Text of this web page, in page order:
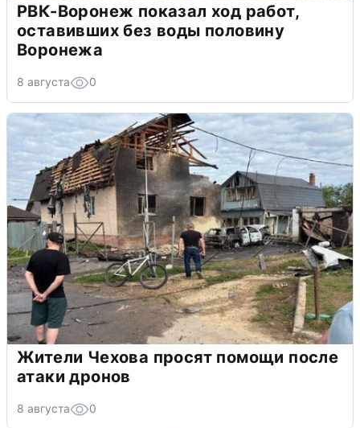
РВК-Воронеж показал ход работ,
оставивших без воды половину
Воронежа
8 августа 0
Жители Чехова просят помощи после
атаки дронов
8 августа 0